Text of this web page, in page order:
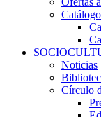
Noticias
Círculo